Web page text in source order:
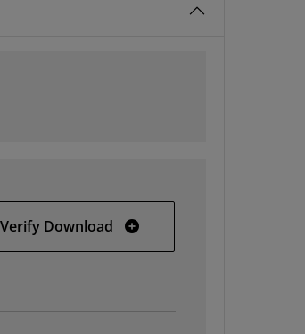
Verify Download SDSoC 2019.1 web